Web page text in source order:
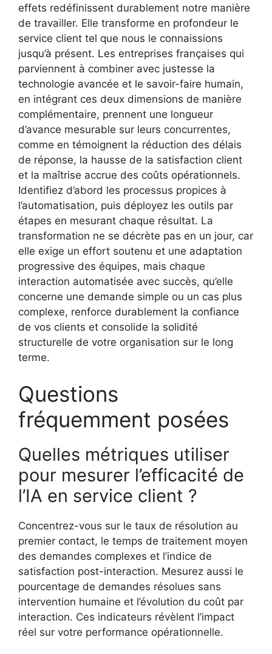
effets redéfinissent durablement notre manière
de travailler. Elle transforme en profondeur le
service client tel que nous le connaissions
jusqu’à présent. Les entreprises françaises qui
parviennent à combiner avec justesse la
technologie avancée et le savoir-faire humain,
en intégrant ces deux dimensions de manière
complémentaire, prennent une longueur
d’avance mesurable sur leurs concurrentes,
comme en témoignent la réduction des délais
de réponse, la hausse de la satisfaction client
et la maîtrise accrue des coûts opérationnels.
Identifiez d’abord les processus propices à
l’automatisation, puis déployez les outils par
étapes en mesurant chaque résultat. La
transformation ne se décrète pas en un jour, car
elle exige un effort soutenu et une adaptation
progressive des équipes, mais chaque
interaction automatisée avec succès, qu’elle
concerne une demande simple ou un cas plus
complexe, renforce durablement la confiance
de vos clients et consolide la solidité
structurelle de votre organisation sur le long
terme.
Questions
fréquemment posées
Quelles métriques utiliser
pour mesurer l’efficacité de
l’IA en service client ?
Concentrez-vous sur le taux de résolution au
premier contact, le temps de traitement moyen
des demandes complexes et l’indice de
satisfaction post-interaction. Mesurez aussi le
pourcentage de demandes résolues sans
intervention humaine et l’évolution du coût par
interaction. Ces indicateurs révèlent l’impact
réel sur votre performance opérationnelle.